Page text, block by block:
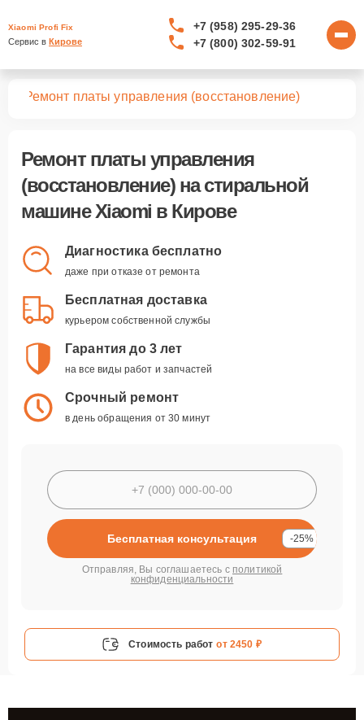
Xiaomi Profi Fix
Сервис в Кирове
+7 (958) 295-29-36
+7 (800) 302-59-91
Ремонт платы управления (восстановление)
Ремонт платы управления
(восстановление)на стиральной
машине Xiaomi в Кирове
Диагностика бесплатно
даже при отказе от ремонта
Бесплатная доставка
курьером собственной службы
Гарантия до 3 лет
на все виды работ и запчастей
Срочный ремонт
в день обращения от 30 минут
Бесплатная консультация -25%
Отправляя, Вы соглашаетесь с политикой
конфиденциальности
Стоимость работ от 2450 ₽